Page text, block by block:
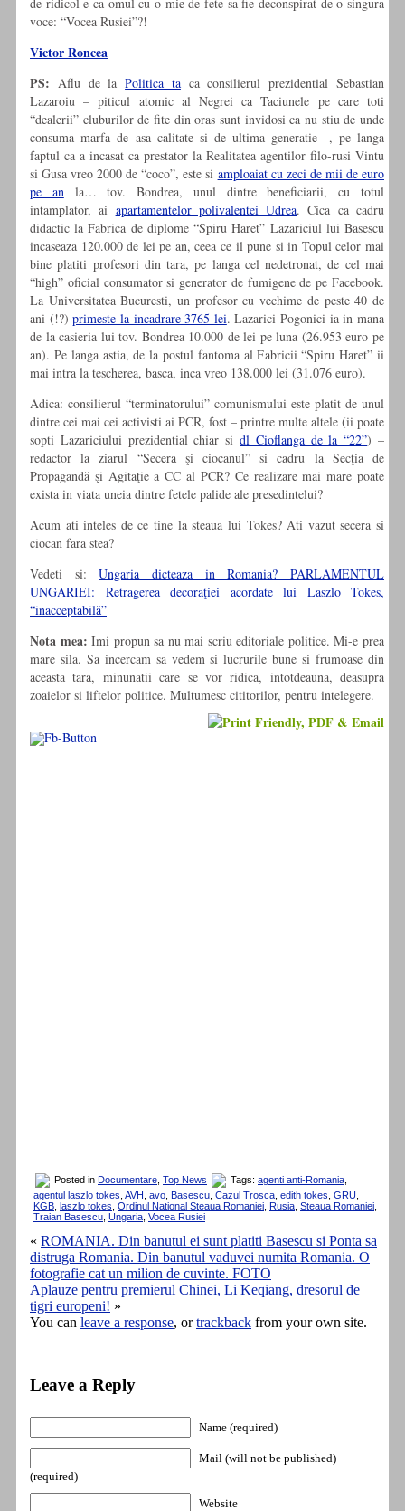
de ridicol e ca omul cu o mie de fete sa fie deconspirat de o singura
voce: “Vocea Rusiei”?!
Victor Roncea
PS: Aflu de laPolitica taca consilierul prezidential Sebastian
Lazaroiu – piticul atomic al Negrei ca Taciunele pe care toti
“dealerii” cluburilor de fite din oras sunt invidosi ca nu stiu de unde
consuma marfa de asa calitate si de ultima generatie -, pe langa
faptul ca a incasat ca prestator la Realitatea agentilor filo-rusi Vintu
si Gusa vreo 2000 de “coco”, este si amploaiat cu zeci de mii de euro
pe anla… tov. Bondrea, unul dintre beneficiarii, cu totul
intamplator, ai apartamentelor polivalentei Udrea. Cica ca cadru
didactic la Fabrica de diplome “Spiru Haret” Lazariciul lui Basescu
incaseaza 120.000 de lei pe an, ceea ce il pune si in Topul celor mai
bine platiti profesori din tara, pe langa cel nedetronat, de cel mai
“high” oficial consumator si generator de fumigene de pe Facebook.
La Universitatea Bucuresti, un profesor cu vechime de peste 40 de
ani (!?)primeste la incadrare 3765 lei. Lazarici Pogonici ia in mana
de la casieria lui tov. Bondrea 10.000 de lei pe luna (26.953 euro pe
an). Pe langa astia, de la postul fantoma al Fabricii “Spiru Haret” ii
mai intra la tescherea, basca, inca vreo 138.000 lei (31.076 euro).
Adica: consilierul “terminatorului” comunismului este platit de unul
dintre cei mai cei activisti ai PCR, fost – printre multe altele (ii poate
sopti Lazariciului prezidential chiar si dl Cioflanga de la “22”) –
redactor la ziarul “Secera şi ciocanul” si cadru la Secţia de
Propagandă şi Agitaţie a CC al PCR? Ce realizare mai mare poate
exista in viata uneia dintre fetele palide ale presedintelui?
Acum ati inteles de ce tine la steaua lui Tokes? Ati vazut secera si
ciocan fara stea?
Vedeti si:Ungaria dicteaza in Romania? PARLAMENTUL
UNGARIEI: Retragerea decoraţiei acordate lui Laszlo Tokes,
“inacceptabilă”
Nota mea: Imi propun sa nu mai scriu editoriale politice. Mi-e prea
mare sila. Sa incercam sa vedem si lucrurile bune si frumoase din
aceasta tara, minunatii care se vor ridica, intotdeauna, deasupra
zoaielor si liftelor politice. Multumesc cititorilor, pentru intelegere.
Posted in Documentare Top News Tags: agenti anti-Romania
agentul laszlo tokes AVH avo Basescu Cazul Trosca edith tokes GRU
KGB
laszlo tokes Ordinul National Steaua Romaniei Rusia Steaua Romaniei
Traian Basescu Ungaria Vocea Rusiei
« ROMANIA. Din banutul ei sunt platiti Basescu si Ponta sa
distruga Romania. Din banutul vaduvei numita Romania. O
fotografie cat un milion de cuvinte. FOTO
Aplauze pentru premierul Chinei, Li Keqiang, dresorul de
tigri europeni! »
You can leave a response, ortrackback from your own site.
Leave a Reply
Name (required)
Mail (will not be published)
(required)
Website